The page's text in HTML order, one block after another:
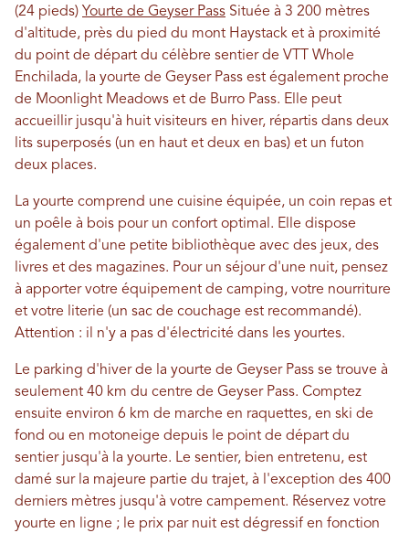
(24 pieds) Yourte de Geyser Pass Située à 3 200 mètres
d'altitude, près du pied du mont Haystack et à proximité
du point de départ du célèbre sentier de VTT Whole
Enchilada, la yourte de Geyser Pass est également proche
de Moonlight Meadows et de Burro Pass. Elle peut
accueillir jusqu'à huit visiteurs en hiver, répartis dans deux
lits superposés (un en haut et deux en bas) et un futon
deux places.
La yourte comprend une cuisine équipée, un coin repas et
un poêle à bois pour un confort optimal. Elle dispose
également d'une petite bibliothèque avec des jeux, des
livres et des magazines. Pour un séjour d'une nuit, pensez
à apporter votre équipement de camping, votre nourriture
et votre literie (un sac de couchage est recommandé).
Attention : il n'y a pas d'électricité dans les yourtes.
Le parking d'hiver de la yourte de Geyser Pass se trouve à
seulement 40 km du centre de Geyser Pass. Comptez
ensuite environ 6 km de marche en raquettes, en ski de
fond ou en motoneige depuis le point de départ du
sentier jusqu'à la yourte. Le sentier, bien entretenu, est
damé sur la majeure partie du trajet, à l'exception des 400
derniers mètres jusqu'à votre campement. Réservez votre
yourte en ligne ; le prix par nuit est dégressif en fonction